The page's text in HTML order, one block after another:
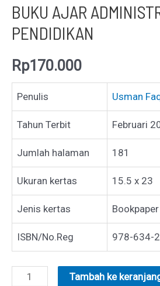
BUKU AJAR
PENDIDIKAN
Rp170.000
Penulis Usman
Tahun Terbit Februari
Jumlah halaman 181
Ukuran kertas 15.5 x 23
Jenis kertas Bookpaper
ISBN/No.Reg 978-634-
Kuantitas
Tambah ke